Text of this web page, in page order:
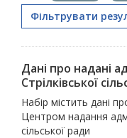
Фільтрувати
Дані про надані
Стрілківської
Набір містить дані
Центром надання
сільської ради